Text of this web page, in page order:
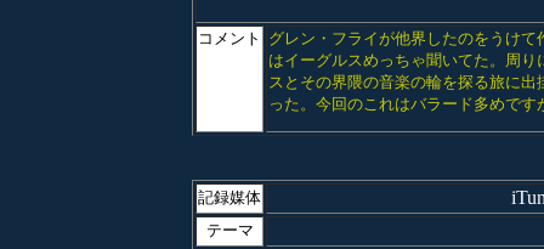
コメント
グレン・フライが他界したのをうけ
はイーグルスめっちゃ聞いてた。周
スとその界隈の音楽の輪を探る旅に
った。今回のこれはバラード多めです
記録媒体
テーマ